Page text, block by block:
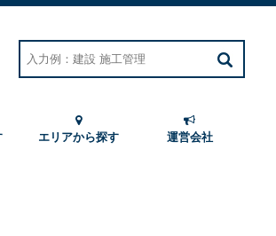
エリアから探す 運営会社